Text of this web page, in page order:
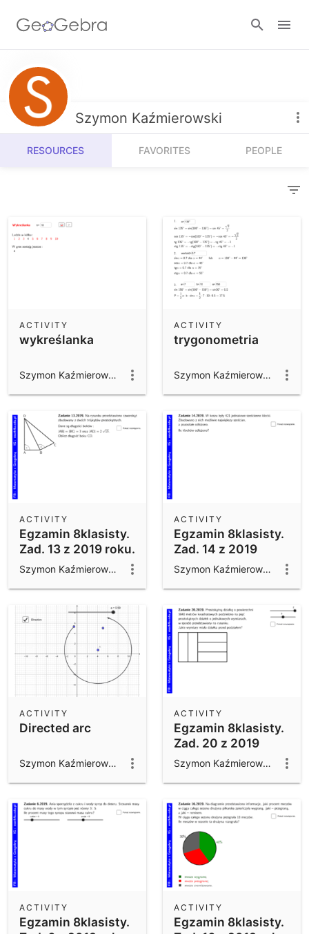
Resources
Number Sense
Algebra
Measurement
Community Resources
Calculators
Geometry
App Downloads
Szymon Kaźmierowski
RESOURCES FAVORITES PEOPLE
wykreślanka
ACTIVITY
Szymon Kaźmierowski
trygonometria
ACTIVITY
Szymon Kaźmierowski
Egzamin 8klasisty.
Zad. 13 z 2019 roku.
ACTIVITY
Szymon Kaźmierowski
Egzamin 8klasisty.
Zad. 14 z 2019
roku.
ACTIVITY
Szymon Kaźmierowski
Directed arc
ACTIVITY
Szymon Kaźmierowski
Egzamin 8klasisty.
Zad. 20 z 2019
roku.
ACTIVITY
Szymon Kaźmierowski
Egzamin 8klasisty.
ACTIVITY
Egzamin 8klasisty.
ACTIVITY